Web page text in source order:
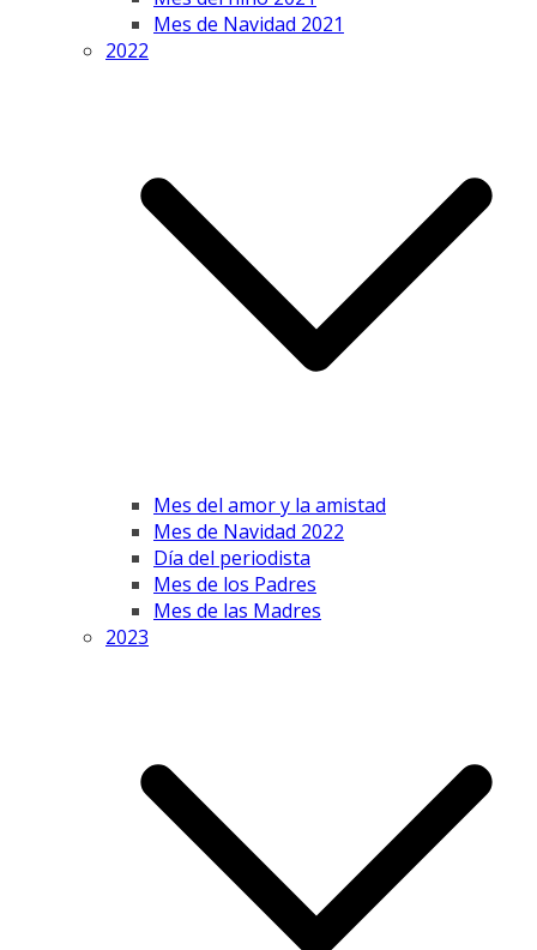
Mes de Navidad 2021
2022
Mes del amor y la amistad
Mes de Navidad 2022
Día del periodista
Mes de los Padres
Mes de las Madres
2023